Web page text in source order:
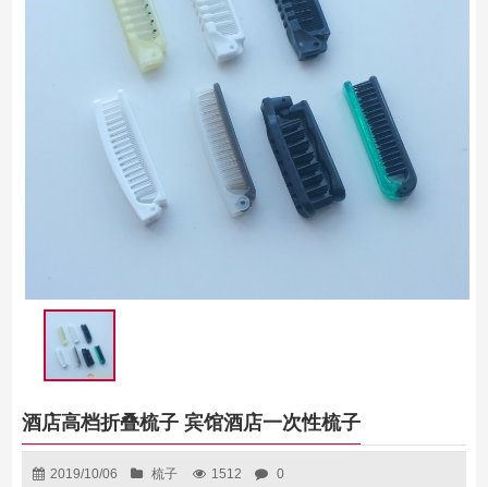
酒店高档折叠梳子 宾馆酒店一次性梳子
2019/10/06 梳子 1512 0